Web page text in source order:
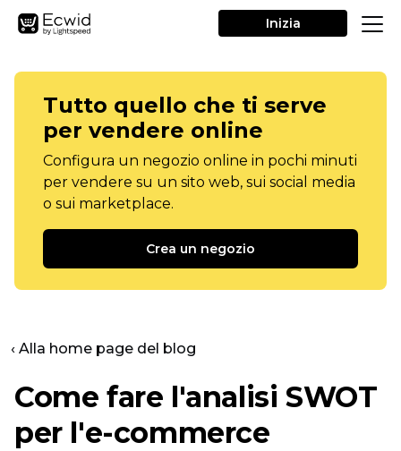
Inizia
Tutto quello che ti serve
per vendere online
Configura un negozio online in pochi minuti
per vendere su un sito web, sui social media
o sui marketplace.
Crea un negozio
‹ Alla home page del blog
Come fare l'analisi SWOT
per l'e-commerce